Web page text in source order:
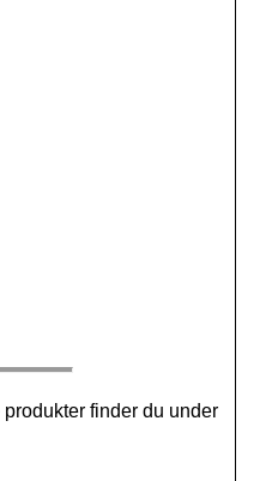
finder du under